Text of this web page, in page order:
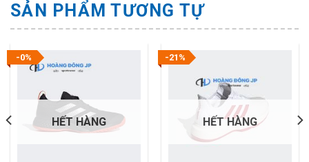
SẢN PHẨM TƯƠNG TỰ
-0%
HẾT HÀNG
-21%
HẾT HÀNG